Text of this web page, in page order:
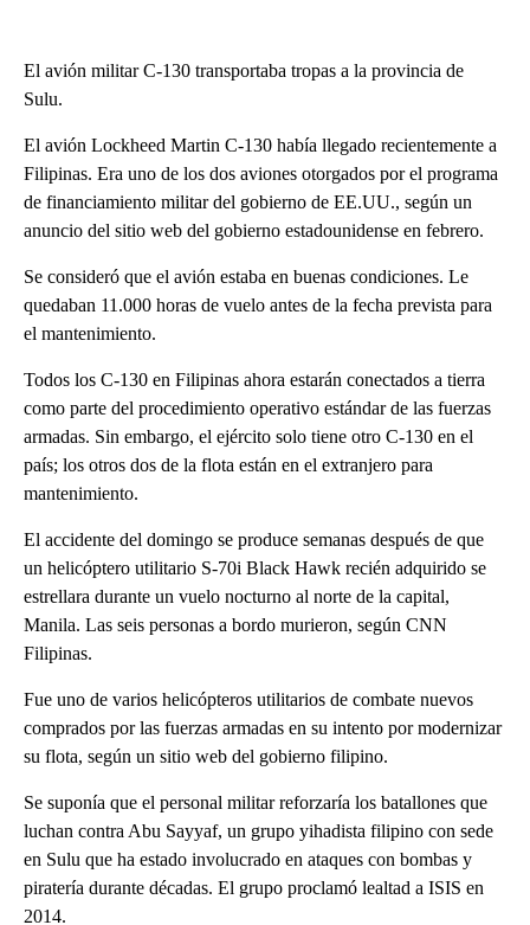
El avión militar C-130 transportaba tropas a la provincia de
Sulu.
El avión Lockheed Martin C-130 había llegado recientemente a
Filipinas. Era uno de los dos aviones otorgados por el programa
de financiamiento militar del gobierno de EE.UU., según un
anuncio del sitio web del gobierno estadounidense en febrero.
Se consideró que el avión estaba en buenas condiciones. Le
quedaban 11.000 horas de vuelo antes de la fecha prevista para
el mantenimiento.
Todos los C-130 en Filipinas ahora estarán conectados a tierra
como parte del procedimiento operativo estándar de las fuerzas
armadas. Sin embargo, el ejército solo tiene otro C-130 en el
país; los otros dos de la flota están en el extranjero para
mantenimiento.
El accidente del domingo se produce semanas después de que
un helicóptero utilitario S-70i Black Hawk recién adquirido se
estrellara durante un vuelo nocturno al norte de la capital,
Manila. Las seis personas a bordo murieron, según CNN
Filipinas.
Fue uno de varios helicópteros utilitarios de combate nuevos
comprados por las fuerzas armadas en su intento por modernizar
su flota, según un sitio web del gobierno filipino.
Se suponía que el personal militar reforzaría los batallones que
luchan contra Abu Sayyaf, un grupo yihadista filipino con sede
en Sulu que ha estado involucrado en ataques con bombas y
piratería durante décadas. El grupo proclamó lealtad a ISIS en
2014.